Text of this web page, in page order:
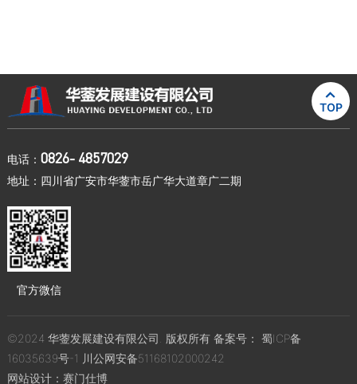

TOP
电话： 0826- 4857029
地址：四川省广安市华蓥市岳广华大道章广二期
官方微信
©2024 华蓥发展建设有限公司. 版权所有 备案号： 蜀ICP备
16035639号-1 川公网安备51168102000242
网站设计： 赛门仕博